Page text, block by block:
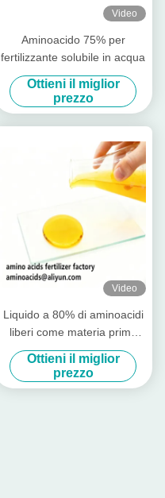
Video
Aminoacido 75% per
fertilizzante solubile in acqua
Ottieni il miglior
prezzo
Video
Liquido a 80% di aminoacidi
liberi come materia prima
per la produzione di
fertilizzanti idrosolubili
Ottieni il miglior
prezzo